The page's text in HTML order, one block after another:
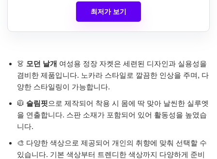
최저가 보기
👗 모던 날개 여성용 정장 자켓은 세련된 디자인과 실용성을
겸비한 제품입니다. 노카라 스타일로 깔끔한 인상을 주며, 다
양한 스타일링이 가능합니다.
🧥 슬림핏으로 제작되어 착용 시 몸에 딱 맞아 날씬한 실루엣
을 연출합니다. 스판 소재가 포함되어 있어 활동성을 높였습
니다.
🎨 다양한 색상으로 제공되어 개인의 취향에 맞춰 선택할 수
있습니다. 기본 색상부터 트렌디한 색상까지 다양하게 준비